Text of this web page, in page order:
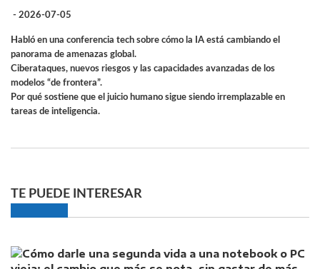
- 2026-07-05
Habló en una conferencia tech sobre cómo la IA está cambiando el
panorama de amenazas global.
Ciberataques, nuevos riesgos y las capacidades avanzadas de los
modelos “de frontera”.
Por qué sostiene que el juicio humano sigue siendo irremplazable en
tareas de inteligencia.
TE PUEDE INTERESAR